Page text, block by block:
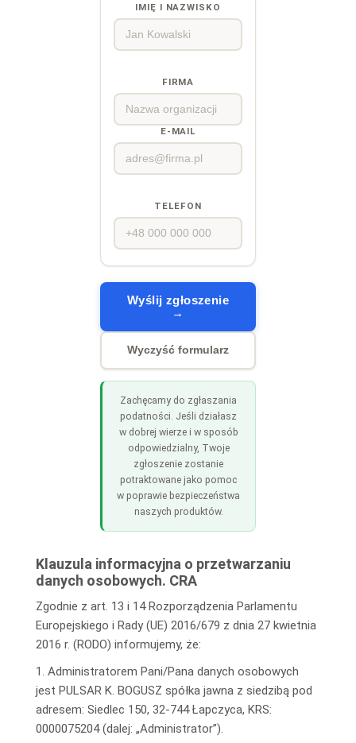
IMIĘ I NAZWISKO
FIRMA
E-MAIL
TELEFON
Wyślij zgłoszenie
→
Wyczyść formularz
Zachęcamy do zgłaszania
podatności. Jeśli działasz
w dobrej wierze i w sposób
odpowiedzialny, Twoje
zgłoszenie zostanie
potraktowane jako pomoc
w poprawie bezpieczeństwa
naszych produktów.
Klauzula informacyjna o przetwarzaniu
danych osobowych. CRA
Zgodnie z art. 13 i 14 Rozporządzenia Parlamentu
Europejskiego i Rady (UE) 2016/679 z dnia 27 kwietnia
2016 r. (RODO) informujemy, że:
1. Administratorem Pani/Pana danych osobowych
jest PULSAR K. BOGUSZ spółka jawna z siedzibą pod
adresem: Siedlec 150, 32-744 Łapczyca, KRS:
0000075204 (dalej: „Administrator”).